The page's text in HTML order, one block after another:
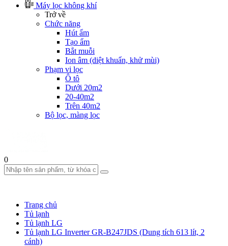
Máy lọc không khí
Trở về
Chức năng
Hút ẩm
Tạo ẩm
Bắt muỗi
Ion âm (diệt khuẩn, khử mùi)
Phạm vi lọc
Ô tô
Dưới 20m2
20-40m2
Trên 40m2
Bộ lọc, màng lọc
0
Trang chủ
Tủ lạnh
Tủ lạnh LG
Tủ lạnh LG Inverter GR-B247JDS (Dung tích 613 lít, 2
cánh)